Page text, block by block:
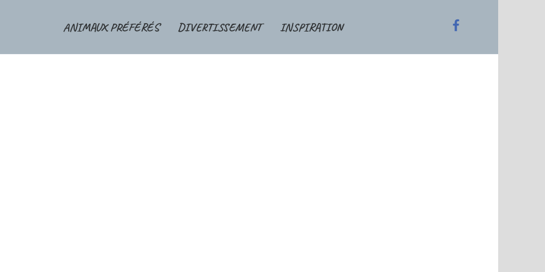
ANIMAUX PRÉFÉRÉS DIVERTISSEMENT INSPIRATION